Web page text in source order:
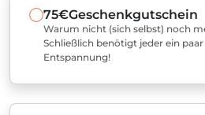
75€Geschenkgutschein
Warum nicht (sich selbst) noch
Schließlich benötigt jeder ein
Entspannung!